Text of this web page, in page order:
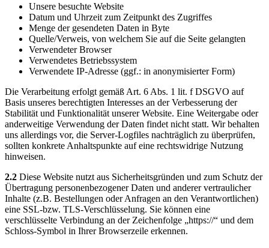
Unsere besuchte Website
Datum und Uhrzeit zum Zeitpunkt des Zugriffes
Menge der gesendeten Daten in Byte
Quelle/Verweis, von welchem Sie auf die Seite gelangten
Verwendeter Browser
Verwendetes Betriebssystem
Verwendete IP-Adresse (ggf.: in anonymisierter Form)
Die Verarbeitung erfolgt gemäß Art. 6 Abs. 1 lit. f DSGVO auf
Basis unseres berechtigten Interesses an der Verbesserung der
Stabilität und Funktionalität unserer Website. Eine Weitergabe oder
anderweitige Verwendung der Daten findet nicht statt. Wir behalten
uns allerdings vor, die Server-Logfiles nachträglich zu überprüfen,
sollten konkrete Anhaltspunkte auf eine rechtswidrige Nutzung
hinweisen.
2.2 Diese Website nutzt aus Sicherheitsgründen und zum Schutz der
Übertragung personenbezogener Daten und anderer vertraulicher
Inhalte (z.B. Bestellungen oder Anfragen an den Verantwortlichen)
eine SSL-bzw. TLS-Verschlüsselung. Sie können eine
verschlüsselte Verbindung an der Zeichenfolge „https://“ und dem
Schloss-Symbol in Ihrer Browserzeile erkennen.